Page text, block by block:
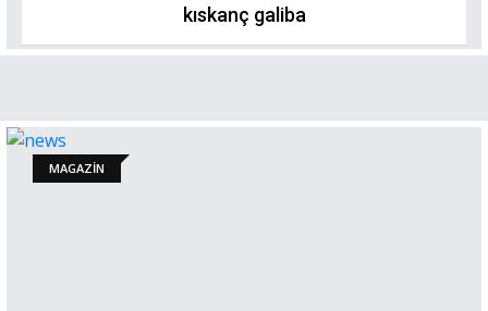
kıskanç galiba
MAGAZİN